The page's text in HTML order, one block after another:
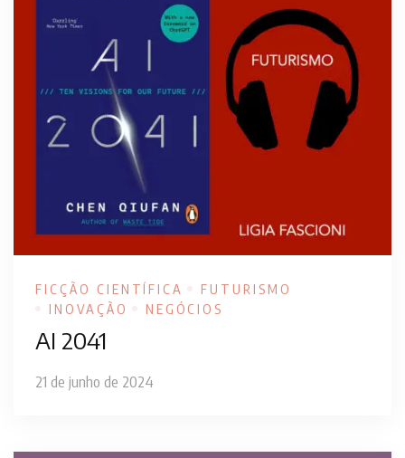
FICÇÃO CIENTÍFICA
FUTURISMO
INOVAÇÃO
NEGÓCIOS
AI 2041
21 de junho de 2024